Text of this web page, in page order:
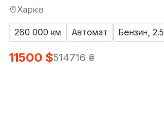
Харків
260 000 км Автомат Бензин, 2.5
11500 $514716 ₴